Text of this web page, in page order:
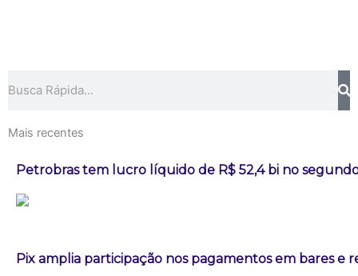
Mais recentes
Petrobras tem lucro líquido de R$ 52,4 bi no
Pix amplia participação nos pagamentos em bares e